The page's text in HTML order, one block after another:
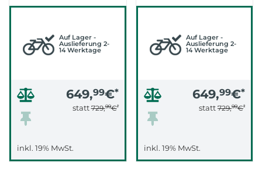
(WHITE)
Auf Lager -
Auslieferung 2-
14 Werktage
649,99€*
statt729,99€*
inkl. 19% MwSt.
(WHITE)
Auf Lager -
Auslieferung 2-
14 Werktage
649,99€*
statt 729,99€*
inkl. 19% MwSt.